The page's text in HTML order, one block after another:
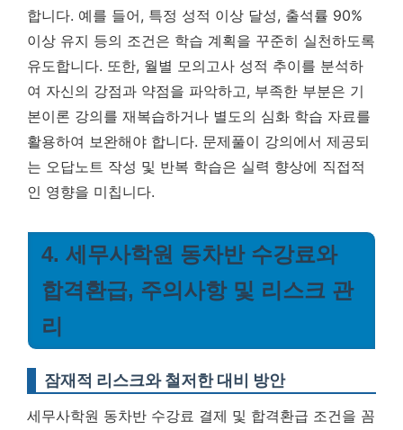
합니다. 예를 들어, 특정 성적 이상 달성, 출석률 90%
이상 유지 등의 조건은 학습 계획을 꾸준히 실천하도록
유도합니다. 또한, 월별 모의고사 성적 추이를 분석하
여 자신의 강점과 약점을 파악하고, 부족한 부분은 기
본이론 강의를 재복습하거나 별도의 심화 학습 자료를
활용하여 보완해야 합니다. 문제풀이 강의에서 제공되
는 오답노트 작성 및 반복 학습은 실력 향상에 직접적
인 영향을 미칩니다.
4. 세무사학원 동차반 수강료와
합격환급, 주의사항 및 리스크 관
리
잠재적 리스크와 철저한 대비 방안
세무사학원 동차반 수강료 결제 및 합격환급 조건을 꼼